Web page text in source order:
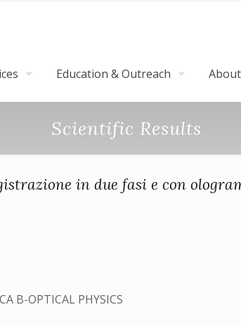
Education & Outreach
Scientific Results
in due fasi e con
B-OPTICAL PHYSICS